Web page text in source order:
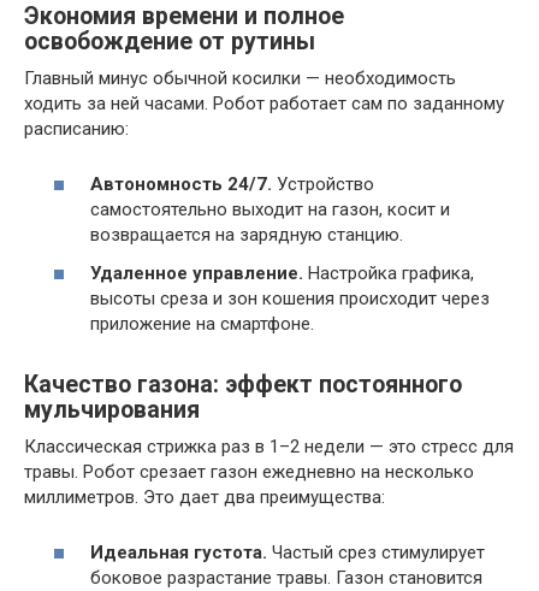
Экономия времени и полное
освобождение от рутины
Главный минус обычной косилки — необходимость
ходить за ней часами. Робот работает сам по заданному
расписанию:
Автономность 24/7. Устройство
самостоятельно выходит на газон, косит и
возвращается на зарядную станцию.
Удаленное управление. Настройка графика,
высоты среза и зон кошения происходит через
приложение на смартфоне.
Качество газона: эффект постоянного
мульчирования
Классическая стрижка раз в 1–2 недели — это стресс для
травы. Робот срезает газон ежедневно на несколько
миллиметров. Это дает два преимущества:
Идеальная густота. Частый срез стимулирует
боковое разрастание травы. Газон становится